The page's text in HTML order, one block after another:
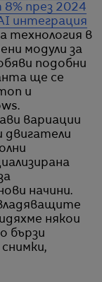
през 2024
интеграция
технология в
модули за
подобни
ще се
и
вариации
двигатели
начини.
някои
бързи